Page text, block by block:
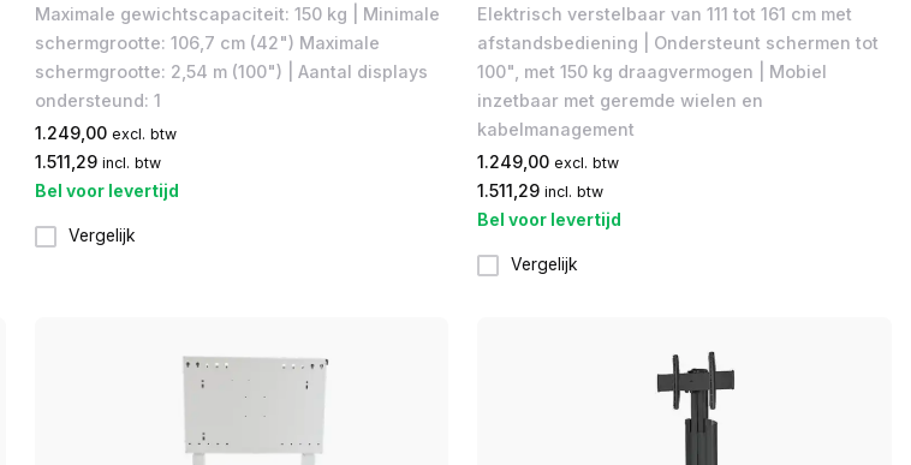
Maximale gewichtscapaciteit: 150 kg | Minimale
schermgrootte: 106,7 cm (42") Maximale
schermgrootte: 2,54 m (100") | Aantal displays
ondersteund: 1
1.249,00 excl. btw
1.511,29 incl. btw
Bel voor levertijd
Vergelijk
Elektrisch verstelbaar van 111 tot 161 cm met
afstandsbediening | Ondersteunt schermen tot
100", met 150 kg draagvermogen | Mobiel
inzetbaar met geremde wielen en
kabelmanagement
1.249,00 excl. btw
1.511,29 incl. btw
Bel voor levertijd
Vergelijk